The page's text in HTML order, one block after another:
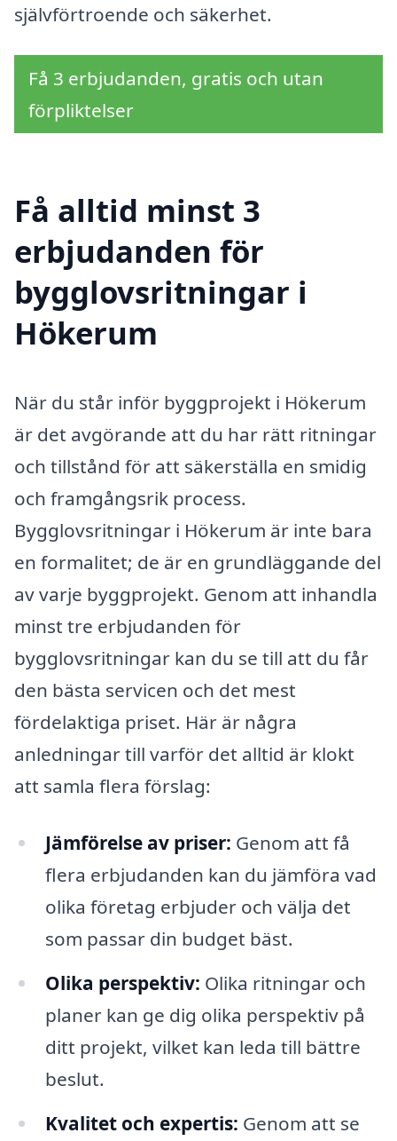
självförtroende och säkerhet.
Få 3 erbjudanden, gratis och utan
förpliktelser
Få alltid minst 3
erbjudanden för
bygglovsritningar i
Hökerum
När du står inför byggprojekt i Hökerum
är det avgörande att du har rätt ritningar
och tillstånd för att säkerställa en smidig
och framgångsrik process.
Bygglovsritningar i Hökerum är inte bara
en formalitet; de är en grundläggande del
av varje byggprojekt. Genom att inhandla
minst tre erbjudanden för
bygglovsritningar kan du se till att du får
den bästa servicen och det mest
fördelaktiga priset. Här är några
anledningar till varför det alltid är klokt
att samla flera förslag:
Jämförelse av priser: Genom att få
flera erbjudanden kan du jämföra vad
olika företag erbjuder och välja det
som passar din budget bäst.
Olika perspektiv: Olika ritningar och
planer kan ge dig olika perspektiv på
ditt projekt, vilket kan leda till bättre
beslut.
Kvalitet och expertis: Genom att se